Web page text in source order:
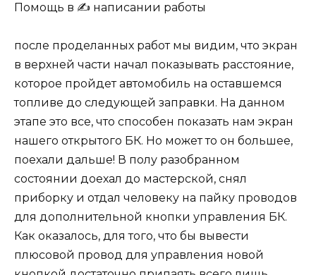
Помощь в ✍️ написании работы
после проделанных работ мы видим, что экран
в верхней части начал показывать расстояние,
которое пройдет автомобиль на оставшемся
топливе до следующей заправки. На данном
этапе это все, что способен показать нам экран
нашего открытого БК. Но может то он большее,
поехали дальше! В полу разобранном
состоянии доехал до мастерской, снял
приборку и отдал человеку на пайку проводов
для дополнительной кнопки управления БК.
Как оказалось, для того, что бы вывести
плюсовой провод для управления новой